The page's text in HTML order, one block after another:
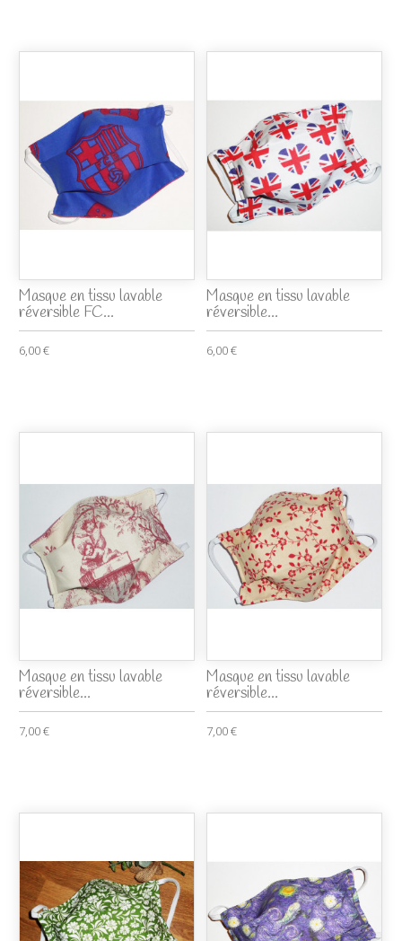
Masque en tissu lavable
réversible FC...
6,00 €
Masque en tissu lavable
réversible...
6,00 €
Masque en tissu lavable
réversible...
7,00 €
Masque en tissu lavable
réversible...
7,00 €